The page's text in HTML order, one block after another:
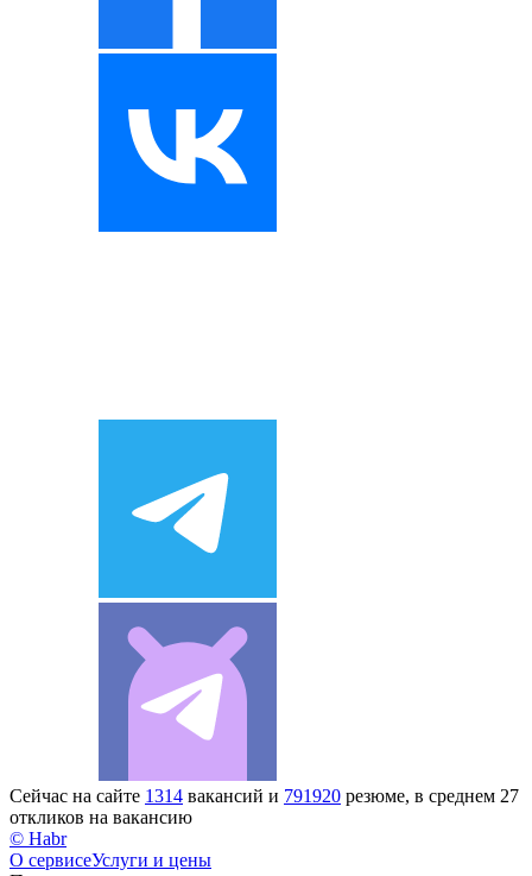
Сейчас на сайте 1314 вакансий и 791920 резюме, в среднем 27
откликов на вакансию
© Habr
О сервисеУслуги и цены